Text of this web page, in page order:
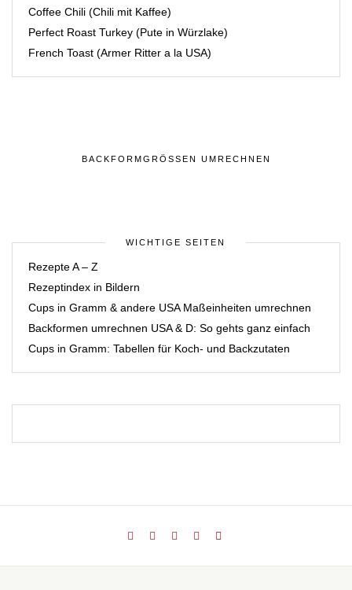
Coffee Chili (Chili mit Kaffee)
Perfect Roast Turkey (Pute in Würzlake)
French Toast (Armer Ritter a la USA)
BACKFORMGRÖSSEN UMRECHNEN
WICHTIGE SEITEN
Rezepte A – Z
Rezeptindex in Bildern
Cups in Gramm & andere USA Maßeinheiten umrechnen
Backformen umrechnen USA & D: So gehts ganz einfach
Cups in Gramm: Tabellen für Koch- und Backzutaten